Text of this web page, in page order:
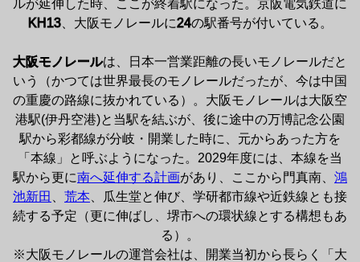
ルが延伸した時、ここが終着駅になった。京阪電気鉄道に
KH13、大阪モノレールに24の駅番号が付いている。
大阪モノレールは、日本一営業距離の長いモノレールだと
いう（かつては世界最長のモノレールだったが、今は中国
の重慶の路線に抜かれている）。大阪モノレールは大阪空
港駅(伊丹空港)と当駅を結ぶが、後に途中の万博記念公園
駅から彩都線が分岐・開業した時に、元からあった方を
「本線」と呼ぶようになった。2029年度には、本線を当
駅から更に南へ延伸する計画があり、ここから門真南、 鴻
池新田
荒本 、瓜生堂と伸び、学研都市線や近鉄線とも接
続する予定（更に伸ばし、堺市への環状線とする構想もあ
る）。
※大阪モノレールの運営会社は、開業当初から長らく「大